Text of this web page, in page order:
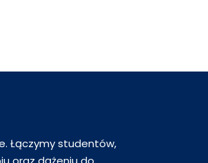
Łączymy studentów,